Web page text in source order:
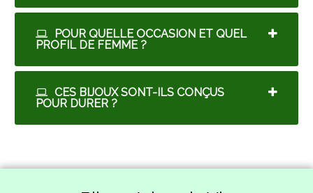
POUR QUELLE OCCASION ET QUEL
PROFIL DE FEMME ?
CES BIJOUX SONT-ILS CONÇUS
POUR DURER ?